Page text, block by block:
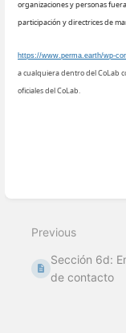
organizaciones y personas
participación y directrices de
https://www.perma.earth/wp-
a cualquiera dentro del CoLab
oficiales del CoLab.
Previous
Sección 6d:
de contacto